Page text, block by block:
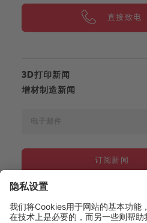
直接致电
3D打印新闻
增材制造新闻
订阅新闻